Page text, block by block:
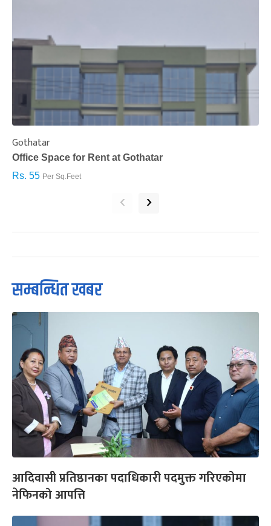
Gothatar
Office Space for Rent at Gothatar
Rs. 55 Per Sq.Feet
‹ ›
सम्बन्धित खबर
आदिवासी प्रतिष्ठानका पदाधिकारी पदमुक्त गरिएकोमा
नेफिनको आपत्ति